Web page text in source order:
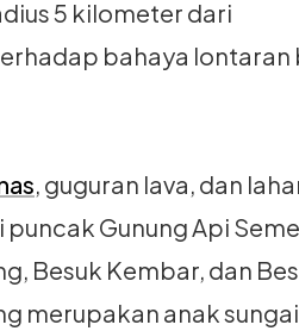
5 kilometer dari
bahaya lontaran
, guguran lava, dan
Gunung Api
Besuk Kembar, dan
merupakan anak